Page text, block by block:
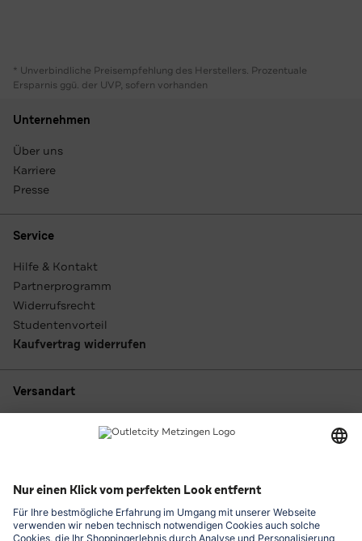
* Unverbindliche Preisempfehlung des Herstellers. Prozentuale
Ersparnis ggü. der UVP, sofern vorhanden
Unternehmen
Über uns
Karriere
Presse
Service
Hilfe & Kontakt
Partnerprogramm
Widerrufsrecht
Studentenvorteil
Kaufvertrag widerrufen
Versandart